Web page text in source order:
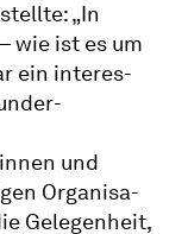
„In
wie ist es um
ein inter­es­
und
Organi­sa­
Gelegenheit,